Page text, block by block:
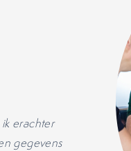
ik erachter
gegevens